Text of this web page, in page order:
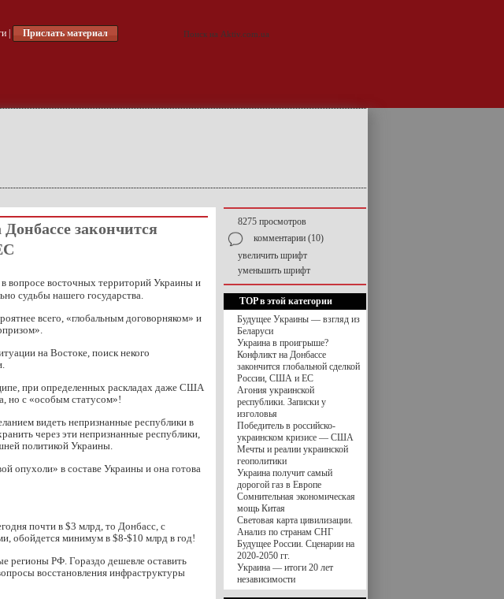
| Прислать материал
закончится
вопросе восточных территорий Украины и
судьбы нашего государства.
всего, «глобальным договорняком» и
на Востоке, поиск некого
при определенных раскладах даже США
но с «особым статусом»!
видеть непризнанные республики в
через эти непризнанные республики,
политикой Украины.
опухоли» в составе Украины и она готова
почти в $3 млрд, то Донбасс, с
обойдется минимум в $8-$10 млрд в год!
регионы РФ. Гораздо дешевле оставить
восстановления инфраструктуры
8275 просмотров
комментарии (10)
увеличить шрифт
уменьшить шрифт
TOP в этой категории
Будущее Украины — взгляд из
Беларуси
Украина в проигрыше?
Конфликт на Донбассе
закончится глобальной сделкой
России, США и ЕС
Агония украинской
республики. Записки у
изголовья
Победитель в российско-
украинском кризисе — США
Мечты и реалии украинской
геополитики
Украина получит самый
дорогой газ в Европе
Сомнительная экономическая
мощь Китая
Световая карта цивилизации.
Анализ по странам СНГ
Будущее России. Сценарии на
2020-2050 гг.
Украина — итоги 20 лет
независимости